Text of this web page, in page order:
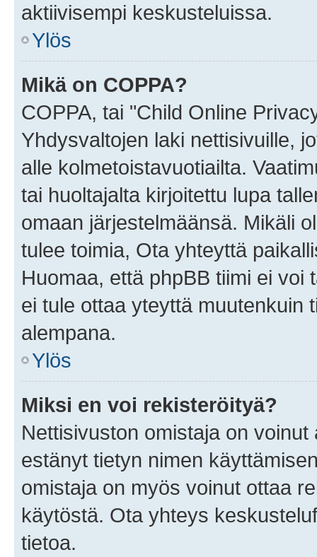
aktiivisempi keskusteluissa.
Ylös
Mikä on COPPA?
COPPA, tai "Child Online
Yhdysvaltojen laki nettisivuille,
alle kolmetoistavuotiailta.
tai huoltajalta kirjoitettu lupa
omaan järjestelmäänsä. Mikäli
tulee toimia, Ota yhteyttä
Huomaa, että phpBB tiimi ei
ei tule ottaa yteyttä muutenkuin
alempana.
Ylös
Miksi en voi rekisteröityä?
Nettisivuston omistaja on
estänyt tietyn nimen
omistaja on myös voinut ottaa
käytöstä. Ota yhteys
tietoa.